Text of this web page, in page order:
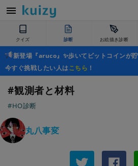
クイズ 診断 お絵描き診断
新登場『aruco』✨歩いてビットコインが
今すぐ挑戦したい人はこちら ！
#観測者と材料
#HO診断
丸八事変